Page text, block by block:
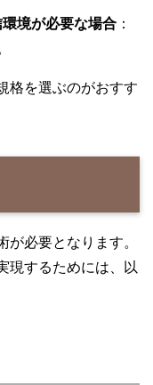
境が必要な場合 ：
格を選ぶのがおすす
が必要となります。
現するためには、以